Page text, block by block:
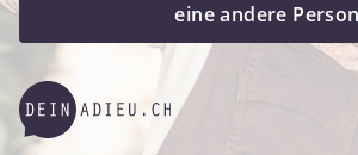
eine andere Person